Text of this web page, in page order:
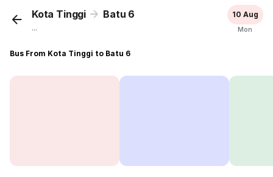
Kota Tinggi Batu 6
...
10 Aug
Mon
Bus From Kota Tinggi to Batu 6